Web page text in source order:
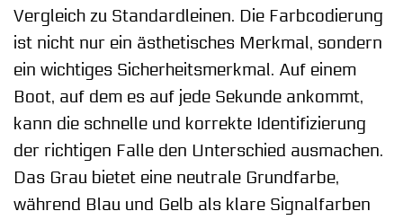
Vergleich zu Standardleinen. Die Farbcodierung
ist nicht nur ein ästhetisches Merkmal, sondern
ein wichtiges Sicherheitsmerkmal. Auf einem
Boot, auf dem es auf jede Sekunde ankommt,
kann die schnelle und korrekte Identifizierung
der richtigen Falle den Unterschied ausmachen.
Das Grau bietet eine neutrale Grundfarbe,
während Blau und Gelb als klare Signalfarben